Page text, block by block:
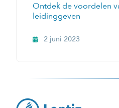
Ontdek de voordelen
leidinggeven
2 juni 2023